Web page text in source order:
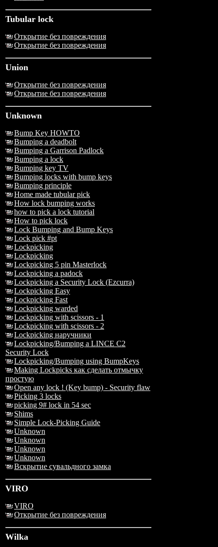
Tubular lock
Открытие без повреждения
Открытие без повреждения
Union
Открытие без повреждения
Открытие без повреждения
Unknown
Bump Key HOWTO
Bumping a deadbolt
Bumping a Garrison Padlock
Bumping a lock
Bumping key TV
Bumping locks with bump keys
Bumping principle
Home made tubular pick
How lock bumping works
how to pick a lock tutorial
How to pick lock
Lock Bumping and Bump Keys
Lock pick #pt
Lockpicking
Lockpicking
Lockpicking 5 pin Masterlock
Lockpicking a padock
Lockpicking a Security Lock (Ezcurra)
Lockpicking Easy
Lockpicking Fast
Lockpicking warded
Lockpicking with scissors - 1
Lockpicking with scissors - 2
Lockpicking наручники
Lockpicking/Bumping a LINCE C2
Security Lock
Lockpicking/Bumping using BumpKeys
Making Lockpicks как сделать отмычку
простую
Open any lock ! (Key bump) - Security flaw
Picking 3 locks
picking 9# lock in 54 sec
Shims
Simple Lock-Picking Guide
Unknown
Unknown
Unknown
Unknown
Вскрытие сувальдного замка
VIRO
VIRO
Открытие без повреждения
Wilka